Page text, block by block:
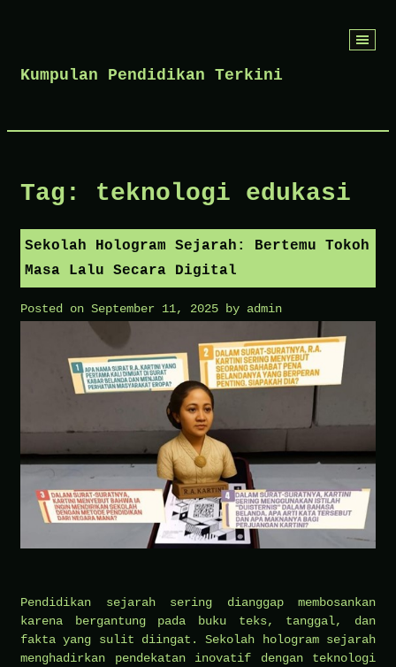
Kumpulan Pendidikan Terkini
Tag: teknologi edukasi
Sekolah Hologram Sejarah: Bertemu Tokoh
Masa Lalu Secara Digital
Posted on September 11, 2025 by admin
Pendidikan sejarah sering dianggap membosankan
karena bergantung pada buku teks, tanggal, dan
fakta yang sulit diingat. Sekolah hologram sejarah
menghadirkan pendekatan inovatif dengan teknologi